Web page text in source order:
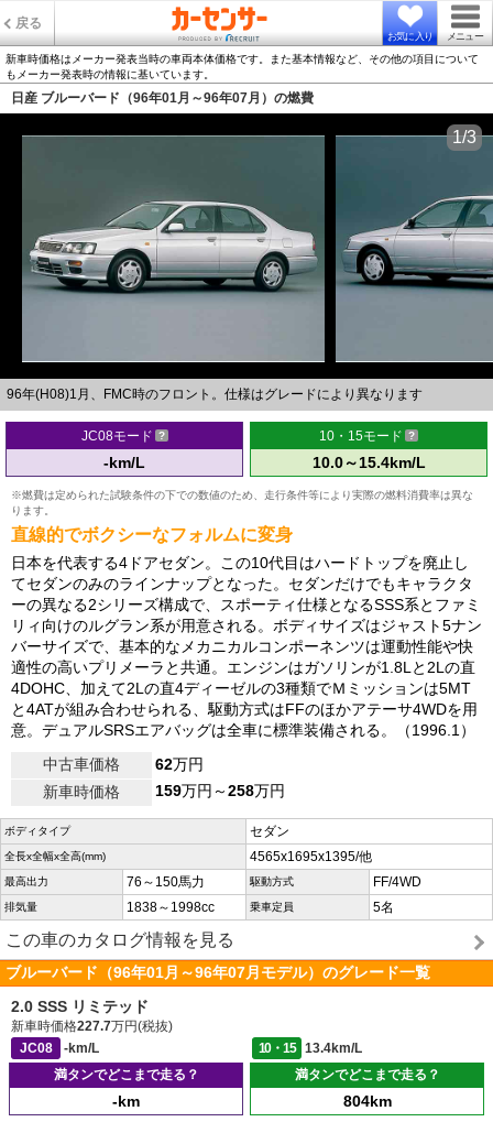
戻る
お気に入り メニュー
新車時価格はメーカー発表当時の車両本体価格です。また基本情報など、その他の項目について
もメーカー発表時の情報に基いています。
日産 ブルーバード（96年01月～96年07月）の燃費
96年(H08)1月、FMC時のフロント。仕様はグレードにより異なります
1/3
JC08モード
-km/L
10・15モード
10.0～15.4km/L
※燃費は定められた試験条件の下での数値のため、走行条件等により実際の燃料消費率は異な
ります。
直線的でボクシーなフォルムに変身
日本を代表する4ドアセダン。この10代目はハードトップを廃止し
てセダンのみのラインナップとなった。セダンだけでもキャラクタ
ーの異なる2シリーズ構成で、スポーティ仕様となるSSS系とファミ
リィ向けのルグラン系が用意される。ボディサイズはジャスト5ナン
バーサイズで、基本的なメカニカルコンポーネンツは運動性能や快
適性の高いプリメーラと共通。エンジンはガソリンが1.8Lと2Lの直
4DOHC、加えて2Lの直4ディーゼルの3種類でＭミッションは5MT
と4ATが組み合わせられる、駆動方式はFFのほかアテーサ4WDを用
意。デュアルSRSエアバッグは全車に標準装備される。（1996.1）
中古車価格
62万円
新車時価格
159万円～258万円
ボディタイプ セダン
全長x全幅x全高(mm) 4565x1695x1395/他
最高出力 76～150馬力 駆動方式 FF/4WD
排気量 1838～1998cc 乗車定員 5名
この車のカタログ情報を見る
ブルーバード（96年01月～96年07月モデル）のグレード一覧
2.0 SSS リミテッド
新車時価格227.7万円(税抜)
JC08
-km/L 10・15
13.4km/L
満タンでどこまで走る？
-km
満タンでどこまで走る？
804km